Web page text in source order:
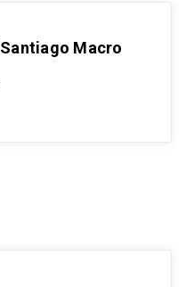
Macro